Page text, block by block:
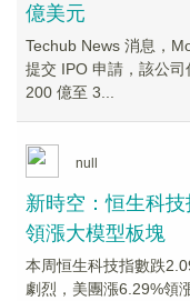
億美元
Techub News 消息，
提交 IPO 申請，該公
200 億至 3...
null
新時空：恒生科
領漲大模型板塊
本周恒生科技指數跌
劇烈，美團漲6.29%領